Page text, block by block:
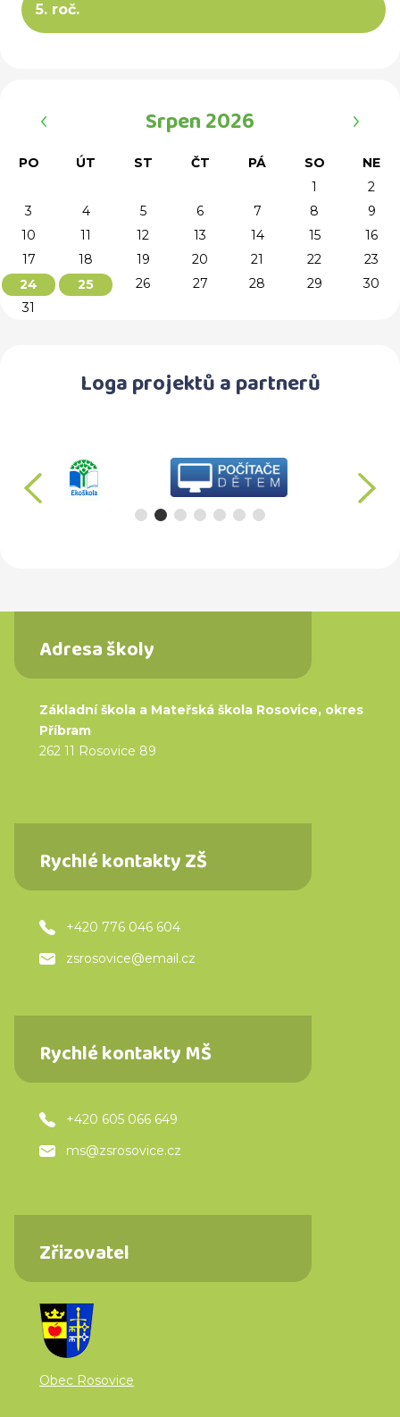
5. roč.
Srpen 2026
PO ÚT ST ČT PÁ SO
NE
1
2
3
4 5 6 7 8
9
10
11 12 13 14 15
16
17
18 19 20 21 22
23
24
25 26 27 28 29
30
31
Loga projektů a partnerů
předchozí
Adresa školy
Základní škola a Mateřská škola Rosovice, okres
Příbram
262 11 Rosovice 89
Rychlé kontakty ZŠ
+420 776 046 604
zsrosovice@email.cz
Rychlé kontakty MŠ
+420 605 066 649
ms@zsrosovice.cz
Zřizovatel
Obec Rosovice